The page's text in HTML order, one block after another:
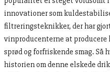
innovationer som
filtreringsteknikker, der har
vinproducenterne at
sprød og forfriskende smag. Så
historien om denne elskede